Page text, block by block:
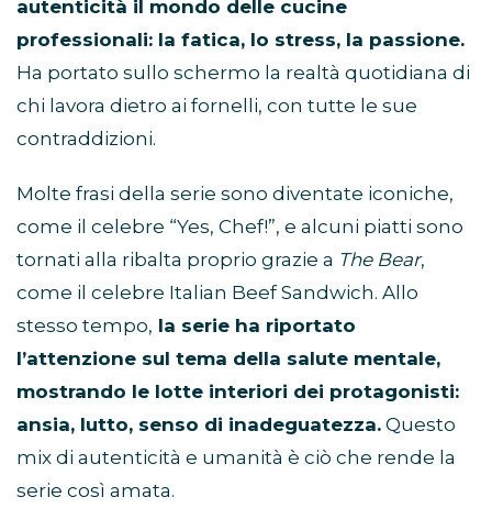
autenticità il mondo delle cucine
professionali: la fatica, lo stress, la passione.
Ha portato sullo schermo la realtà quotidiana di
chi lavora dietro ai fornelli, con tutte le sue
contraddizioni.
Molte frasi della serie sono diventate iconiche,
come il celebre “Yes, Chef!”, e alcuni piatti sono
tornati alla ribalta proprio grazie a The Bear,
come il celebre Italian Beef Sandwich. Allo
stesso tempo, la serie ha riportato
l’attenzione sul tema della salute mentale,
mostrando le lotte interiori dei protagonisti:
ansia, lutto, senso di inadeguatezza. Questo
mix di autenticità e umanità è ciò che rende la
serie così amata.